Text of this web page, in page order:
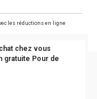
les réductions en ligne
chez vous
gratuite Pour de